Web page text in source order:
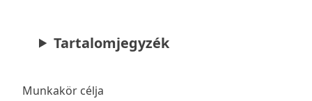
Tartalomjegyzék
Munkakör célja